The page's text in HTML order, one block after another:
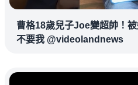
曹格18歲兒子Joe變超帥！
不要我 @videolandnews